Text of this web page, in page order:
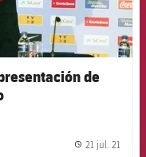
de
21 jul. 21